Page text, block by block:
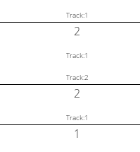
Track:1
2
Track:1
Track:2
2
Track:1
1